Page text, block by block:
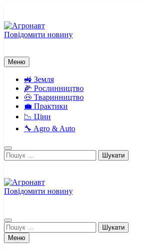
вмісту
Повідомити новину
Меню
🚜 Земля
🌽 Рослинництво
🐽 Тваринництво
💼 Практики
📉 Ціни
🔧 Agro & Auto
Пошук:
Повідомити новину
Пошук:
Меню